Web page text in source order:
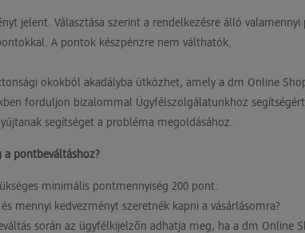
jelent. Választása szerint a rendelkezésre álló
A pontok készpénzre nem válthatók.
okokból akadályba ütközhet, amely a dm Online
forduljon bizalommal Ügyfélszolgálatunkhoz
segítséget a probléma megoldásához.
a pontbeváltáshoz?
minimális pontmennyiség 200 pont.
mennyi kedvezményt szeretnék kapni a vásárlásomra?
során az ügyfélkijelzőn adhatja meg, ha a dm Online